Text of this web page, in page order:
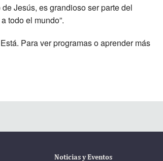
Jesús, es grandioso ser parte del
todo el mundo”.
Para ver programas o aprender más
Noticias y Eventos